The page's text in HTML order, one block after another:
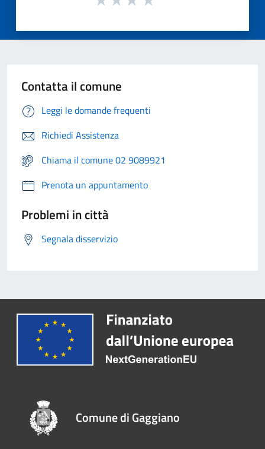
Contatta il comune
Leggi le domande frequenti
Richiedi Assistenza
Chiama il comune 02 9089921
Prenota un appuntamento
Problemi in città
Segnala disservizio
Comune di Gaggiano